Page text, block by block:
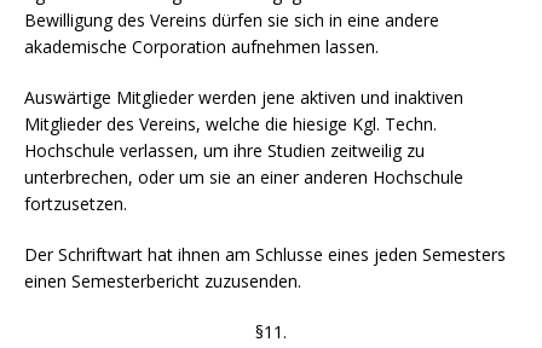
Bewilligung des Vereins dürfen sie sich in eine andere
akademische Corporation aufnehmen lassen.
Auswärtige Mitglieder werden jene aktiven und inaktiven
Mitglieder des Vereins, welche die hiesige Kgl. Techn.
Hochschule verlassen, um ihre Studien zeitweilig zu
unterbrechen, oder um sie an einer anderen Hochschule
fortzusetzen.
Der Schriftwart hat ihnen am Schlusse eines jeden Semesters
einen Semesterbericht zuzusenden.
§11.